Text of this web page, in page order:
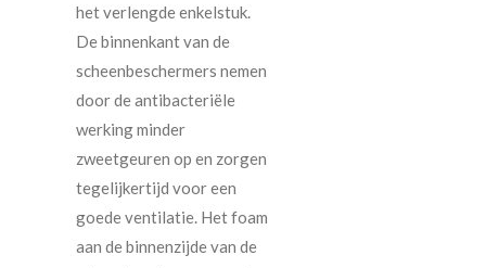
het verlengde enkelstuk.
De binnenkant van de
scheenbeschermers nemen
door de antibacteriële
werking minder
zweetgeuren op en zorgen
tegelijkertijd voor een
goede ventilatie. Het foam
aan de binnenzijde van de